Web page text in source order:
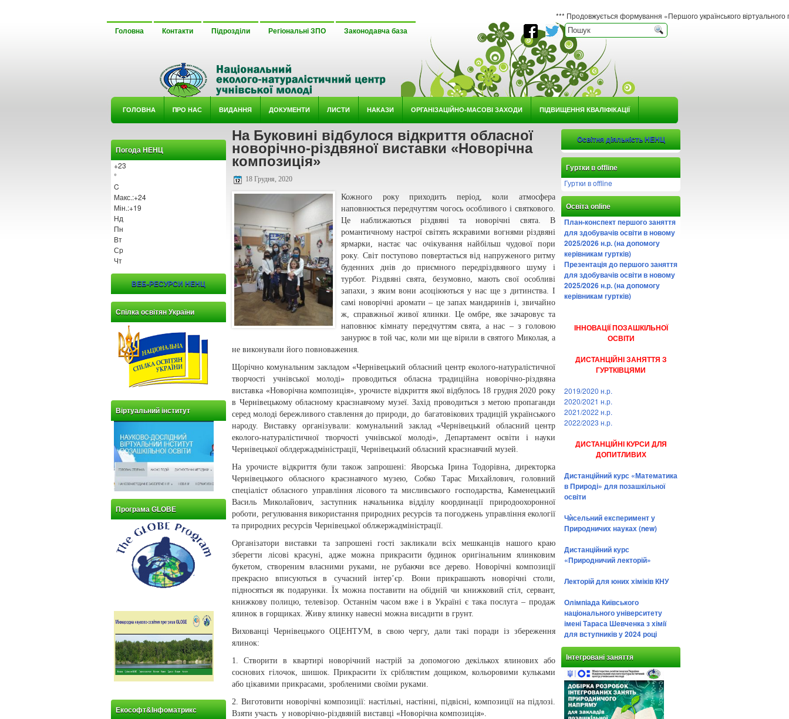
*** Продовжується формування «Першого українського віртуального гербарію
Головна Контакти Підрозділи Регіональні ЗПО Законодавча база
ГОЛОВНА ΠРО НАС ВИДАННЯ ДОКУМЕНТИ ЛИСТИ НАКАЗИ ОРГАНІЗАЦІЙНО-МАСОВІ ЗАХОДИ ПІДВИЩЕННЯ КВАЛІФІКАЦІЇ
Погода НЕНЦ
+23
°
C
Макс.:+24
Мін.:+19
Нд
Пн
Вт
Ср
Чт
ВЕБ-РЕСУРСИ НЕНЦ
Спілка освітян України
Віртуальний інститут
Програма GLOBE
Екософт&Інфоматрикс
На Буковині відбулося відкриття обласної
новорічно-різдвяної виставки «Новорічна
композиція»
18 Грудня, 2020
Кожного року приходить період, коли атмосфера
наповнюється передчуттям чогось особливого і святкового.
Це наближаються різдвяні та новорічні свята. В
романтичному настрої світять яскравими вогнями різдвяні
ярмарки, настає час очікування найбільш чудової пори
року. Світ поступово повертається від напруженого ритму
буденних днів до приємного передріздвяного шуму і
турбот. Різдвяні свята, безумовно, мають свої особливі
запахи, з яким вони асоціюються у нас ще з дитинства. І
самі новорічні аромати – це запах мандаринів і, звичайно
ж, справжньої живої ялинки. Це омбре, яке зачаровує та
наповнює кімнату передчуттям свята, а нас – з головою
занурює в той час, коли ми ще вірили в святого Миколая, а
не виконували його повноваження.
Щорічно комунальним закладом «Чернівецький обласний центр еколого-натуралістичної
творчості учнівської молоді» проводиться обласна традиційна новорічно-різдвяна
виставка «Новорічна композиція», урочисте відкриття якої відбулось 18 грудня 2020 року
в Чернівецькому обласному краєзнавчому музеї. Захід проводиться з метою пропаганди
серед молоді бережливого ставлення до природи, до багатовікових традицій українського
народу. Виставку організували: комунальний заклад «Чернівецький обласний центр
еколого-натуралістичної творчості учнівської молоді», Департамент освіти і науки
Чернівецької облдержадміністрації, Чернівецький обласний краєзнавчий музей.
На урочисте відкриття були також запрошені: Яворська Ірина Тодорівна, директорка
Чернівецького обласного краєзнавчого музею, Собко Тарас Михайлович, головний
спеціаліст обласного управління лісового та мисливського господарства, Каменецький
Василь Миколайович, заступник начальника відділу координації природоохоронної
роботи, регулювання використання природних ресурсів та погоджень управління екології
та природних ресурсів Чернівецької облжержадміністрації.
Організатори виставки та запрошені гості закликали всіх мешканців нашого краю
зберегти лісові красуні, адже можна прикрасити будинок оригінальним ялинковим
букетом, створеним власними руками, не рубаючи все дерево. Новорічні композиції
прекрасно вписуються в сучасний інтер’єр. Вони прикрашають новорічні столи,
підносяться як подарунки. Їх можна поставити на обідній чи книжковий стіл, сервант,
книжкову полицю, телевізор. Останнім часом вже і в Україні є така послуга – продаж
ялинок в горщиках. Живу ялинку навесні можна висадити в грунт.
Вихованці Чернівецького ОЦЕНТУМ, в свою чергу, дали такі поради із збереження
ялинок:
1. Створити в квартирі новорічний настрій за допомогою декількох ялинових або
соснових гілочок, шишок. Прикрасити їх сріблястим дощиком, кольоровими кульками
або цікавими прикрасами, зробленими своїми руками.
2. Виготовити новорічні композиції: настільні, настінні, підвісні, композиції на підлозі.
Взяти участь у новорічно-різдвяній виставці «Новорічна композиція».
Освітня діяльність НЕНЦ
Гуртки в offline
Гуртки в offline
Освіта online
План-конспект першого заняття
для здобувачів освіти в новому
2025/2026 н.р. (на допомогу
керівникам гуртків)
Презентація до першого заняття
для здобувачів освіти в новому
2025/2026 н.р. (на допомогу
керівникам гуртків)
ІННОВАЦІЇ ПОЗАШКІЛЬНОЇ
ОСВІТИ
ДИСТАНЦІЙНІ ЗАНЯТТЯ З
ГУРТКІВЦЯМИ
2019/2020 н.р.
2020/2021 н.р.
2021/2022 н.р.
2022/2023 н.р.
ДИСТАНЦІЙНІ КУРСИ ДЛЯ
ДОПИТЛИВИХ
Дистанційний курс «Математика
в Природі» для позашкільної
освіти
Чѝсельний експеримент у
Природничих науках (new)
Дистанційний курс
«Природничий лекторій»
Лекторій для юних хіміків КНУ
Олімпіада Київського
національного університету
імені Тараса Шевченка з хімії
для вступників у 2024 році
Інтегровані заняття